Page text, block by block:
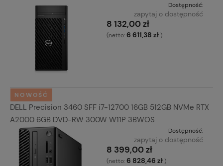
Dostępność:
zapytaj o dostępność
8 132,00 zł
(netto:6 611,38 zł)
DELL Precision 3460 SFF i7-12700 16GB 512GB NVMe RTX
A2000 6GB DVD-RW 300W W11P 3BWOS
Dostępność:
zapytaj o dostępność
8 399,00 zł
(netto:6 828,46 zł)
NOWOŚĆ